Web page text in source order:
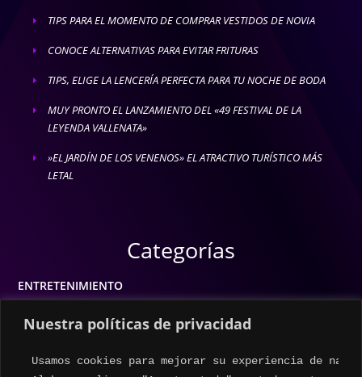
Nuestra políticas de privacidad
Usamos cookies para mejorar su experiencia de
E TIPS PARA EL MOMENTO DE COMPRAR VESTIDOS DE NOVIA
E CONOCE ALTERNATIVAS PARA EVITAR FRITURAS
E TIPS, ELIGE LA LENCERÍA PERFECTA PARA TU NOCHE DE BODA
E
MUY PRONTO EL LANZAMIENTO DEL «49 FESTIVAL DE LA
LEYENDA VALLENATA»
E
»EL JARDÍN DE LOS VENENOS» EL ATRACTIVO TURÍSTICO MÁS
LETAL
Categorías
ENTRETENIMIENTO
ESTILO DE VIDA